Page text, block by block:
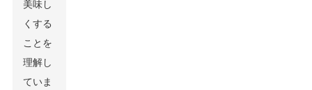
美味し
くする
ことを
理解し
ていま